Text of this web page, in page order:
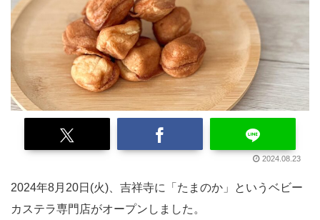
2024.08.23
2024年8月20日(火)、吉祥寺に「たまのか」というベビー
カステラ専門店がオープンしました。